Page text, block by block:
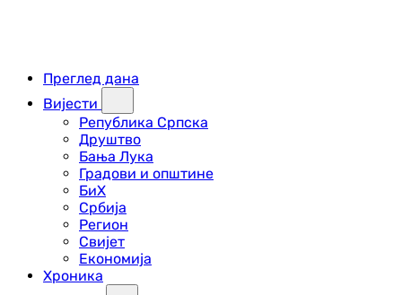
Преглед дана
Вијести
Република Српска
Друштво
Бања Лука
Градови и општине
БиХ
Србија
Регион
Свијет
Економија
Хроника